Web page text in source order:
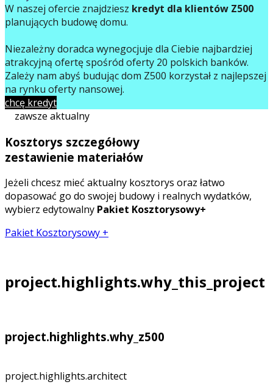
W naszej ofercie znajdziesz kredyt dla klientów Z500
planujących budowę domu.
Niezależny doradca wynegocjuje dla Ciebie najbardziej
atrakcyjną ofertę spośród oferty 20 polskich banków.
Zależy nam abyś budując dom Z500 korzystał z najlepszej
na rynku oferty finansowej.
chcę kredyt
zawsze aktualny
Kosztorys szczegółowy
zestawienie materiałów
Jeżeli chcesz mieć aktualny kosztorys oraz łatwo
dopasować go do swojej budowy i realnych wydatków,
wybierz edytowalny Pakiet Kosztorysowy+
Pakiet Kosztorysowy +
project.highlights.why_this_project
project.highlights.why_z500
project.highlights.architect